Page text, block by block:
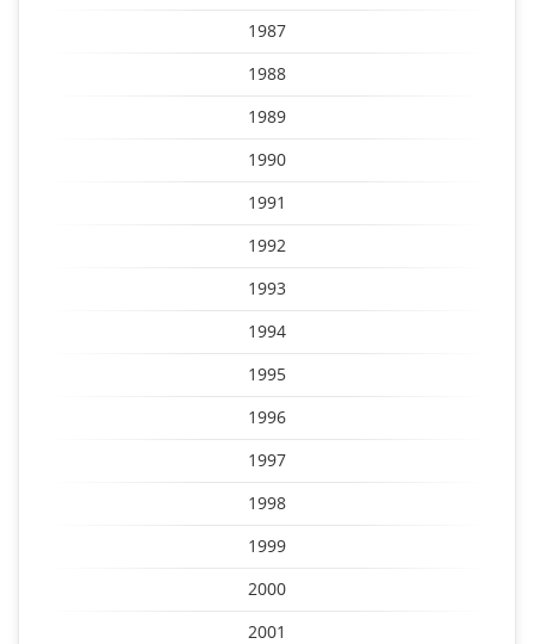
1987
1988
1989
1990
1991
1992
1993
1994
1995
1996
1997
1998
1999
2000
2001